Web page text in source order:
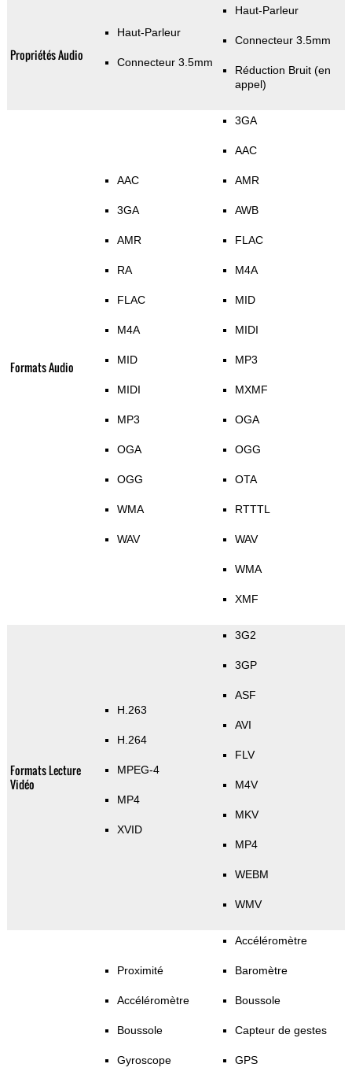
Propriétés Audio
Haut-Parleur
Connecteur 3.5mm
Haut-Parleur
Connecteur 3.5mm
Réduction Bruit (en
appel)
Formats Audio
AAC
3GA
AMR
RA
FLAC
M4A
MID
MIDI
MP3
OGA
OGG
WMA
WAV
3GA
AAC
AMR
AWB
FLAC
M4A
MID
MIDI
MP3
MXMF
OGA
OGG
OTA
RTTTL
WAV
WMA
XMF
Formats Lecture
Vidéo
H.263
H.264
MPEG-4
MP4
XVID
3G2
3GP
ASF
AVI
FLV
M4V
MKV
MP4
WEBM
WMV
Proximité
Accéléromètre
Boussole
Gyroscope
Accéléromètre
Baromètre
Boussole
Capteur de gestes
GPS